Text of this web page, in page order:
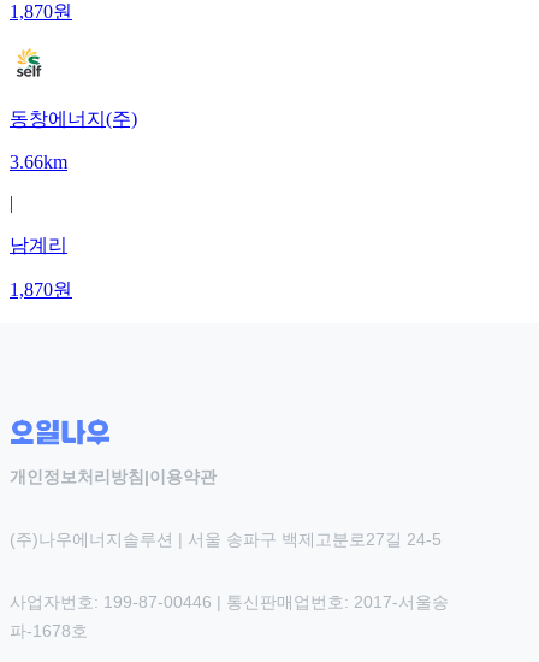
1,870원
동창에너지(주)
3.66km
|
남계리
1,870원
개인정보처리방침 |이용약관
(주)나우에너지솔루션 | 서울 송파구 백제고분로27길 24-5
사업자번호: 199-87-00446 | 통신판매업번호: 2017-서울송
파-1678호